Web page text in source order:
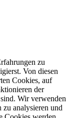
zu
Von diesen
Cookies, auf
der
Wir verwenden
analysieren und